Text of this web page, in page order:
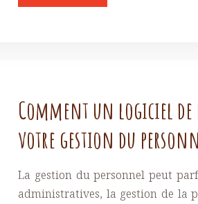
Comment un logiciel
votre gestion du
La gestion du personnel peut
administratives, la gestion de la